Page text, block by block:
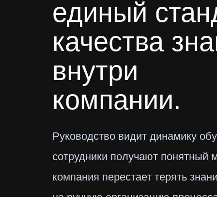
единый
качества
внутри
компании.
Руководство видит динамику
сотрудники получают понятный
компания перестает терять